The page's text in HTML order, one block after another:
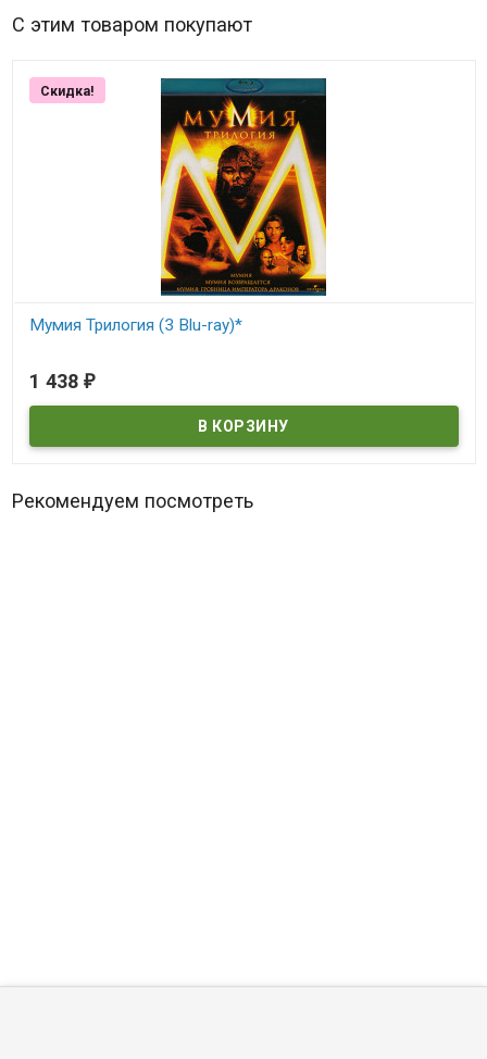
С этим товаром покупают
Скидка!
Мумия Трилогия (3 Blu-ray)*
1 438 ₽
Рекомендуем посмотреть